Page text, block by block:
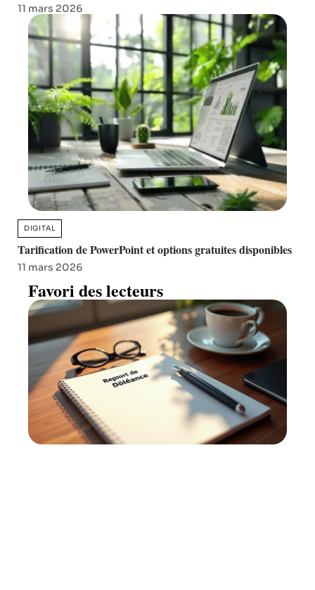
11 mars 2026
DIGITAL
Tarification de PowerPoint et options gratuites disponibles
11 mars 2026
Favori des lecteurs